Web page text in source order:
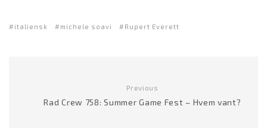
p italiensk michele soavi Rupert Everett
Previous
Rad Crew 758: Summer Game Fest – Hvem vant?